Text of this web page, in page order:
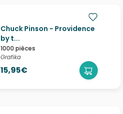
Chuck Pinson - Providence
by t...
1000 pièces
Grafika
15,95€